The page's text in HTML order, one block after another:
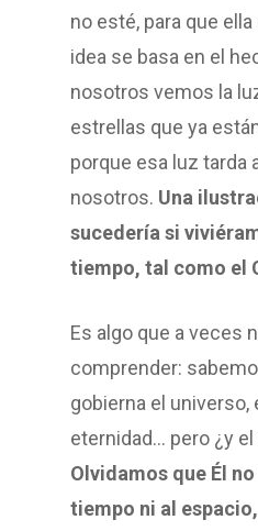
no esté, para que
idea se basa en el
nosotros vemos la
estrellas que ya
porque esa luz tarda
nosotros. Una
sucedería si
tiempo, tal como el
Es algo que a veces
comprender:
gobierna el universo,
eternidad… pero ¿y el
Olvidamos que Él
tiempo ni al